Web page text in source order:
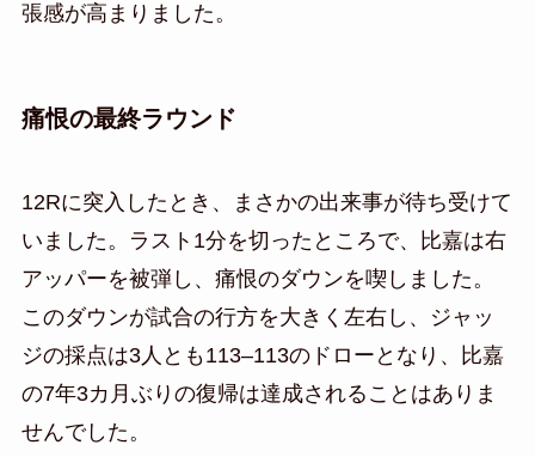
張感が高まりました。
痛恨の最終ラウンド
12Rに突入したとき、まさかの出来事が待ち受けて
いました。ラスト1分を切ったところで、比嘉は右
アッパーを被弾し、痛恨のダウンを喫しました。
このダウンが試合の行方を大きく左右し、ジャッ
ジの採点は3人とも113–113のドローとなり、比嘉
の7年3カ月ぶりの復帰は達成されることはありま
せんでした。